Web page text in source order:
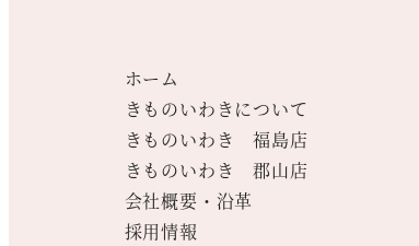
ホーム
きものいわきについて
きものいわき 福島店
きものいわき 郡山店
会社概要・沿革
採用情報